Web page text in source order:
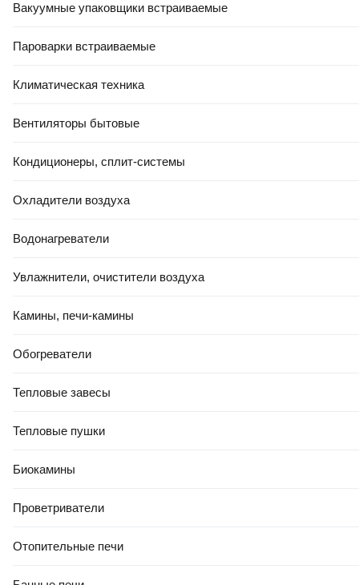
Вакуумные упаковщики встраиваемые
Пароварки встраиваемые
Климатическая техника
Вентиляторы бытовые
Кондиционеры, сплит-системы
Охладители воздуха
Водонагреватели
Увлажнители, очистители воздуха
Камины, печи-камины
Обогреватели
Тепловые завесы
Тепловые пушки
Биокамины
Проветриватели
Отопительные печи